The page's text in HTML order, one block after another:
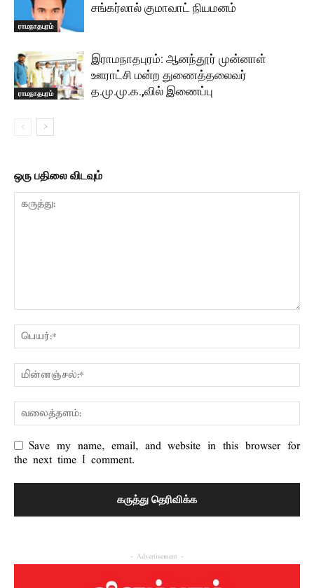
ராமநாதபுரம்
சங்கர்லால் குமாவாட் நியமனம்
ராமநாதபுரம்
இராமநாதபுரம்: ஆனந்தூர் முன்னாள்
ஊராட்சி மன்ற துணைத்தலைவர்
த.மு.மு.க.,வில் இணைப்பு
ஒரு பதிலை விடவும்
Save my name, email, and website in this browser for
the next time I comment.
- Advertisement -